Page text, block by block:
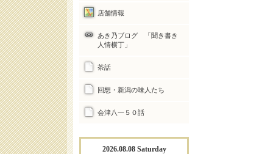
店舗情報
あき乃ブログ 「聞き書き
人情横丁」
茶話
回想・新潟の味人たち
会津八一５０話
2026.08.08 Saturday